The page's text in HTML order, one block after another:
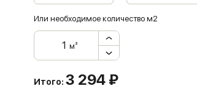
Или необходимое количество м2
м²
Итого:3 294 ₽